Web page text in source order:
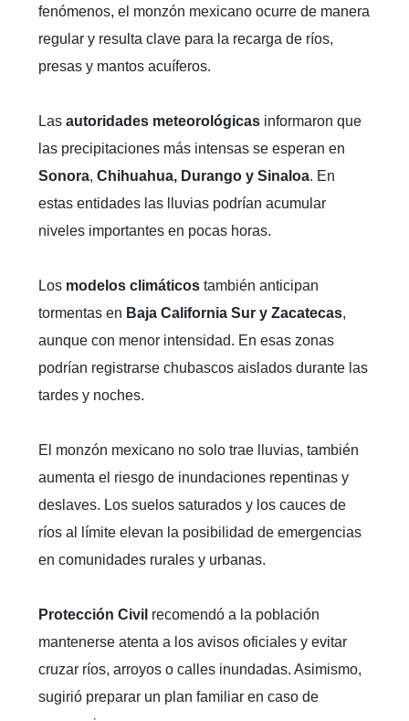
fenómenos, el monzón mexicano ocurre de manera
regular y resulta clave para la recarga de ríos,
presas y mantos acuíferos.
Las autoridades meteorológicas informaron que
las precipitaciones más intensas se esperan en
Sonora, Chihuahua, Durango y Sinaloa. En
estas entidades las lluvias podrían acumular
niveles importantes en pocas horas.
Los modelos climáticos también anticipan
tormentas en Baja California Sur y Zacatecas,
aunque con menor intensidad. En esas zonas
podrían registrarse chubascos aislados durante las
tardes y noches.
El monzón mexicano no solo trae lluvias, también
aumenta el riesgo de inundaciones repentinas y
deslaves. Los suelos saturados y los cauces de
ríos al límite elevan la posibilidad de emergencias
en comunidades rurales y urbanas.
Protección Civil recomendó a la población
mantenerse atenta a los avisos oficiales y evitar
cruzar ríos, arroyos o calles inundadas. Asimismo,
sugirió preparar un plan familiar en caso de